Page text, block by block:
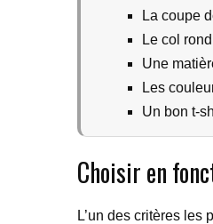
La coupe
Le col
Une
Les
Un bon t-
Choisir en
L’un des critères